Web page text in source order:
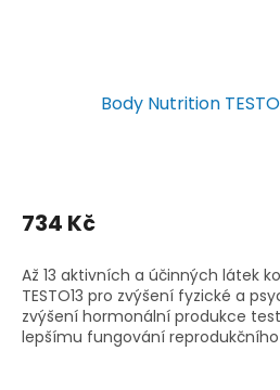
Body Nutrition
734 Kč
Až 13 aktivních a účinných látek
TESTO13 pro zvýšení fyzické a
zvýšení hormonální produkce
lepšímu fungování reprodukčního